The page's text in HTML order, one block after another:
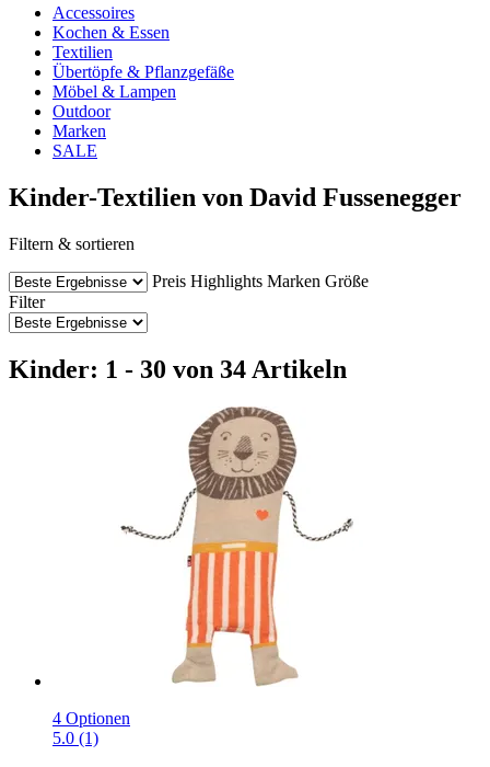
Accessoires
Kochen & Essen
Textilien
Übertöpfe & Pflanzgefäße
Möbel & Lampen
Outdoor
Marken
SALE
Kinder-Textilien von David Fussenegger
Filtern & sortieren
Preis Highlights Marken Größe
Filter
Kinder: 1 - 30 von 34 Artikeln
4 Optionen
5.0 (1)